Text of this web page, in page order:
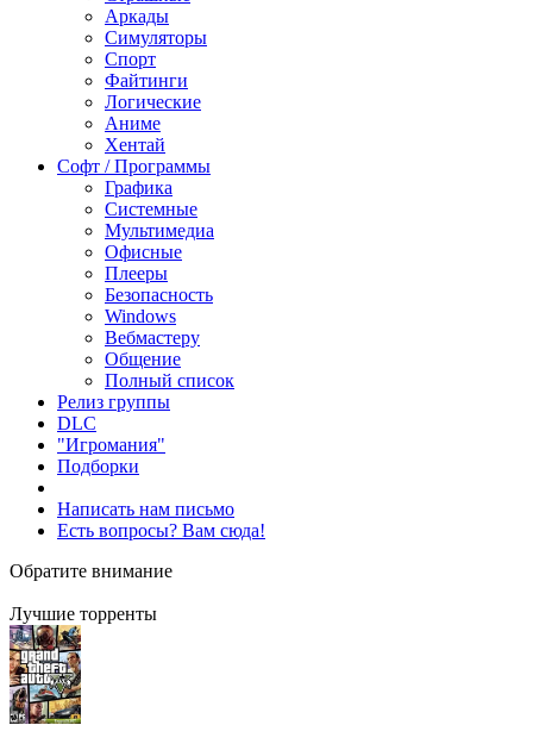
Аркады
Симуляторы
Спорт
Файтинги
Логические
Аниме
Хентай
Софт / Программы
Графика
Системные
Мультимедиа
Офисные
Плееры
Безопасность
Windows
Вебмастеру
Общение
Полный список
Релиз группы
DLC
"Игромания"
Подборки
Написать нам письмо
Есть вопросы? Вам сюда!
Обратите внимание
Лучшие торренты